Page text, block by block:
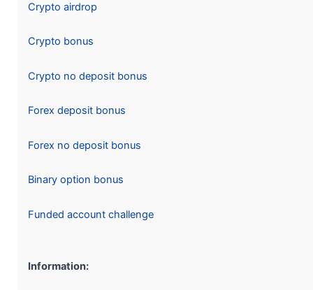
Crypto airdrop
Crypto bonus
Crypto no deposit bonus
Forex deposit bonus
Forex no deposit bonus
Binary option bonus
Funded account challenge
Information: